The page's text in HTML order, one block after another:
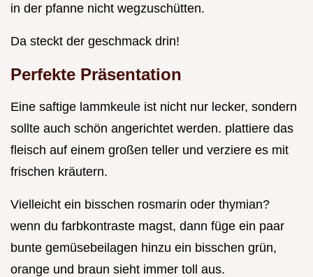
in der pfanne nicht wegzuschütten.
Da steckt der geschmack drin!
Perfekte Präsentation
Eine saftige lammkeule ist nicht nur lecker, sondern
sollte auch schön angerichtet werden. plattiere das
fleisch auf einem großen teller und verziere es mit
frischen kräutern.
Vielleicht ein bisschen rosmarin oder thymian?
wenn du farbkontraste magst, dann füge ein paar
bunte gemüsebeilagen hinzu ein bisschen grün,
orange und braun sieht immer toll aus.